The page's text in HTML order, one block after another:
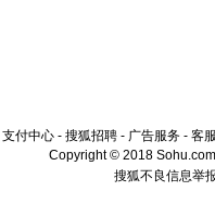
支付中心 - 搜狐招聘 - 广告服务 - 客
Copyright © 2018
搜狐不良信息举